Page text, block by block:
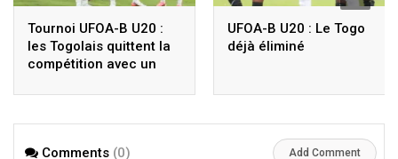
Tournoi UFOA-B U20 :
les Togolais quittent la
compétition avec un
résultats du Togo
UFOA-B U20 : Le Togo
déjà éliminé
Comments (0) Add Comment